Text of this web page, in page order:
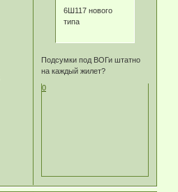
6Ш117 нового
типа
Подсумки под ВОГи штатно
на каждый жилет?
0